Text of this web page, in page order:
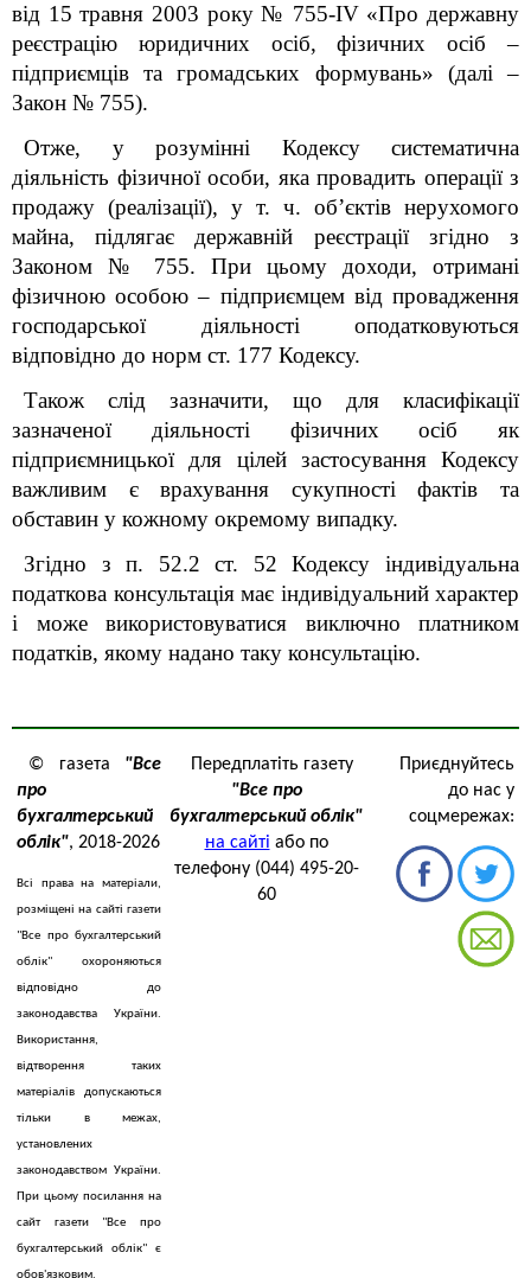
від 15 травня 2003 року № 755-IV «Про державну
реєстрацію юридичних осіб, фізичних осіб –
підприємців та громадських формувань» (далі –
Закон № 755).
Отже, у розумінні Кодексу систематична
діяльність фізичної особи, яка провадить операції з
продажу (реалізації), у т. ч. об’єктів нерухомого
майна, підлягає державній реєстрації згідно з
Законом № 755. При цьому доходи, отримані
фізичною особою – підприємцем від провадження
господарської діяльності оподатковуються
відповідно до норм ст. 177 Кодексу.
Також слід зазначити, що для класифікації
зазначеної діяльності фізичних осіб як
підприємницької для цілей застосування Кодексу
важливим є врахування сукупності фактів та
обставин у кожному окремому випадку.
Згідно з п. 52.2 ст. 52 Кодексу індивідуальна
податкова консультація має індивідуальний характер
і може використовуватися виключно платником
податків, якому надано таку консультацію.
© газета "Все
про
бухгалтерський
облік", 2018-2026
Всі права на матеріали,
розміщені на сайті газети
"Все про бухгалтерський
облік" охороняються
відповідно до
законодавства України.
Використання,
відтворення таких
матеріалів допускаються
тільки в межах,
установлених
законодавством України.
При цьому посилання на
сайт газети "Все про
бухгалтерський облік" є
обов'язковим.
Передплатіть газету
"Все про
бухгалтерський облік"
на сайті або по
телефону (044) 495-20-
60
Приєднуйтесь
до нас у
соцмережах: